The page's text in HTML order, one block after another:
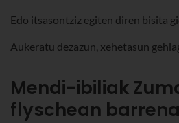
Edo itsasontziz egiten diren bisita
Aukeratu dezazun, xehetasun
Mendi-ibiliak
flyschean barrena